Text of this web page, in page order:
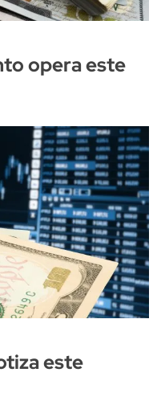
opera este
este